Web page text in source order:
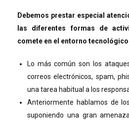
Debemos prestar especial
las diferentes formas de
comete en el entorno
Lo más común son los
correos electrónicos, spam,
una tarea habitual a los
Anteriormente hablamos de
suponiendo una gran